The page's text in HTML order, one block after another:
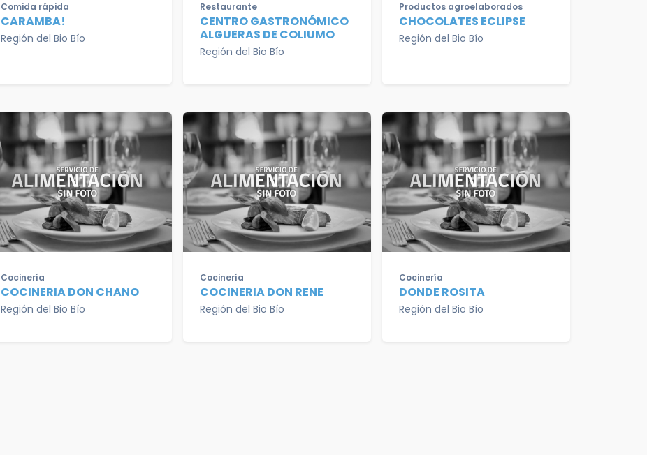
Comida rápida
CARAMBA!
Región del Bio Bío
Restaurante
CENTRO GASTRONÓMICO
ALGUERAS DE COLIUMO
Región del Bio Bío
Productos agroelaborados
CHOCOLATES ECLIPSE
Región del Bio Bío
Cocinería
COCINERIA DON CHANO
Región del Bio Bío
Cocinería
COCINERIA DON RENE
Región del Bio Bío
Cocinería
DONDE ROSITA
Región del Bio Bío